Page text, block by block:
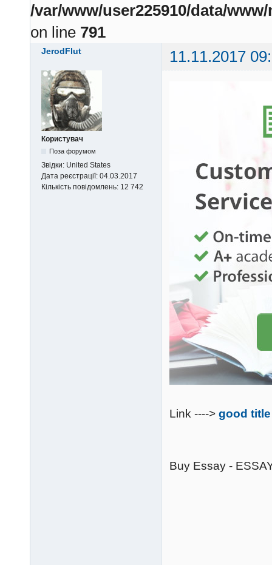
/var/www/user225910/data/
on line 791
JerodFlut 11.11.2017
Користувач
Поза форумом
Звідки: United States
Дата реєстрації: 04.03.2017
Кількість повідомлень: 12 742
Link ----> good
Buy Essay -